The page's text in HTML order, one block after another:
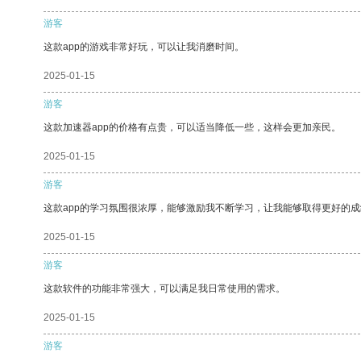
游客
这款app的游戏非常好玩，可以让我消磨时间。
2025-01-15
游客
这款加速器app的价格有点贵，可以适当降低一些，这样会更加亲民。
2025-01-15
游客
这款app的学习氛围很浓厚，能够激励我不断学习，让我能够取得更好的
2025-01-15
游客
这款软件的功能非常强大，可以满足我日常使用的需求。
2025-01-15
游客